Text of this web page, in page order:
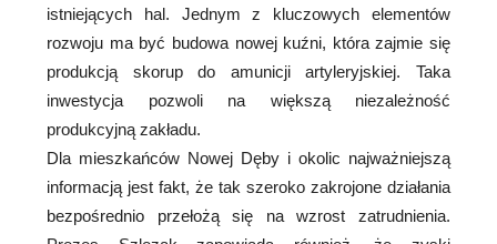
istniejących hal. Jednym z kluczowych elementów
rozwoju ma być budowa nowej kuźni, która zajmie się
produkcją skorup do amunicji artyleryjskiej. Taka
inwestycja pozwoli na większą niezależność
produkcyjną zakładu.
Dla mieszkańców Nowej Dęby i okolic najważniejszą
informacją jest fakt, że tak szeroko zakrojone działania
bezpośrednio przełożą się na wzrost zatrudnienia.